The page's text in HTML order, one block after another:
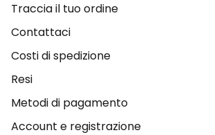
Traccia il tuo ordine
Contattaci
Costi di spedizione
Resi
Metodi di pagamento
Account e registrazione